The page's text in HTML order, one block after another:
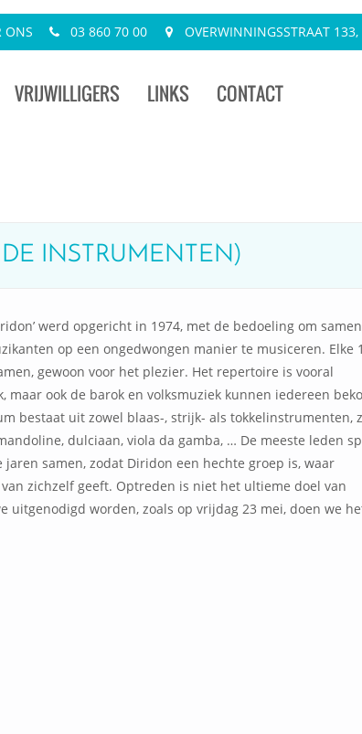
ONS 03 860 70 00 OVERWINNINGSSTRAAT
VRIJWILLIGERS LINKS CONTACT
INSTRUMENTEN)
werd opgericht in 1974, met de bedoeling om
op een ongedwongen manier te musiceren. Elke
gewoon voor het plezier. Het repertoire is vooral
maar ook de barok en volksmuziek kunnen iedereen
bestaat uit zowel blaas-, strijk- als tokkelinstrumenten,
dulciaan, viola da gamba, … De meeste leden
jaren samen, zodat Diridon een hechte groep is, waar
zichzelf geeft. Optreden is niet het ultieme doel van
uitgenodigd worden, zoals op vrijdag 23 mei, doen we